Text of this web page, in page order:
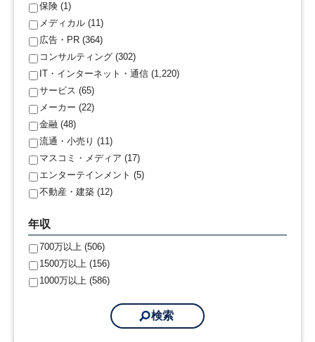
保険 (1)
メディカル (11)
広告・PR (364)
コンサルティング (302)
IT・インターネット・通信 (1,220)
サービス (65)
メーカー (22)
金融 (48)
流通・小売り (11)
マスコミ・メディア (17)
エンターテインメント (5)
不動産・建築 (12)
年収
700万以上 (506)
1500万以上 (156)
1000万以上 (586)